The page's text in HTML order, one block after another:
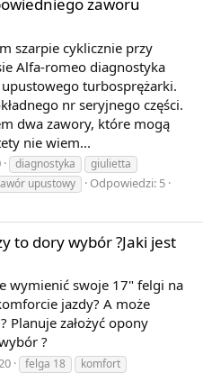
szarpie cyklicznie przy
Alfa-romeo diagnostyka
turbosprężarki.
nr seryjnego części.
dwa zawory, które mogą
nie wiem...
diagnostyka
giulietta
upustowy
Odpowiedzi: 5
to dory wybór ?Jaki jest
wymienić swoje 17" felgi na
jazdy? A może
Planuje założyć opony
?
felga 18
komfort